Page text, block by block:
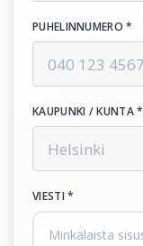
PUHELINNUMERO *
KAUPUNKI / KUNTA *
VIESTI *